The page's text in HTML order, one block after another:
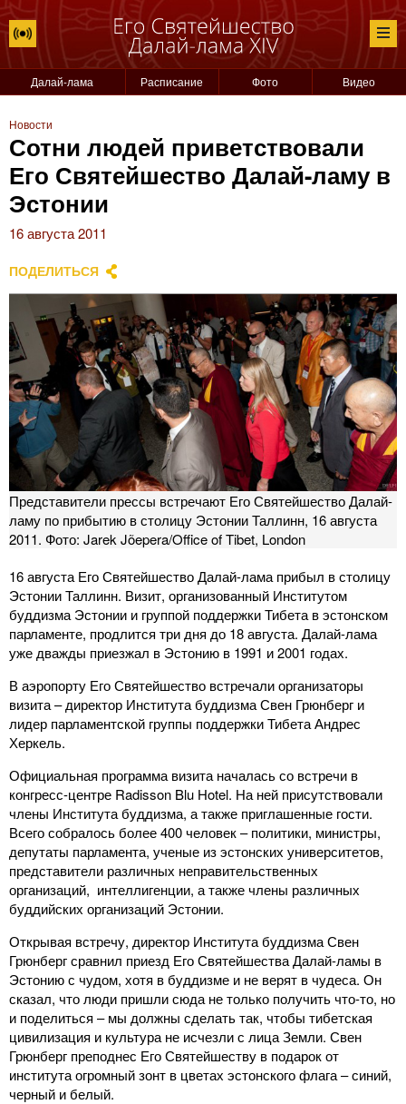
Далай-лама Расписание Фото Видео
Новости
Сотни людей приветствовали
Его Святейшество Далай-ламу в
Эстонии
16 августа 2011
ПОДЕЛИТЬСЯ
Представители прессы встречают Его Святейшество Далай-
ламу по прибытию в столицу Эстонии Таллинн, 16 августа
2011. Фото: Jarek Jõepera/Office of Tibet, London
16 августа Его Святейшество Далай-лама прибыл в столицу
Эстонии Таллинн. Визит, организованный Институтом
буддизма Эстонии и группой поддержки Тибета в эстонском
парламенте, продлится три дня до 18 августа. Далай-лама
уже дважды приезжал в Эстонию в 1991 и 2001 годах.
В аэропорту Его Святейшество встречали организаторы
визита – директор Института буддизма Свен Грюнберг и
лидер парламентской группы поддержки Тибета Андрес
Херкель.
Официальная программа визита началась со встречи в
конгресс-центре Radisson Blu Hotel. На ней присутствовали
члены Института буддизма, а также приглашенные гости.
Всего собралось более 400 человек – политики, министры,
депутаты парламента, ученые из эстонских университетов,
представители различных неправительственных
организаций, интеллигенции, а также члены различных
буддийских организаций Эстонии.
Открывая встречу, директор Института буддизма Свен
Грюнберг сравнил приезд Его Святейшества Далай-ламы в
Эстонию с чудом, хотя в буддизме и не верят в чудеса. Он
сказал, что люди пришли сюда не только получить что-то, но
и поделиться – мы должны сделать так, чтобы тибетская
цивилизация и культура не исчезли с лица Земли. Свен
Грюнберг преподнес Его Святейшеству в подарок от
института огромный зонт в цветах эстонского флага – синий,
черный и белый.